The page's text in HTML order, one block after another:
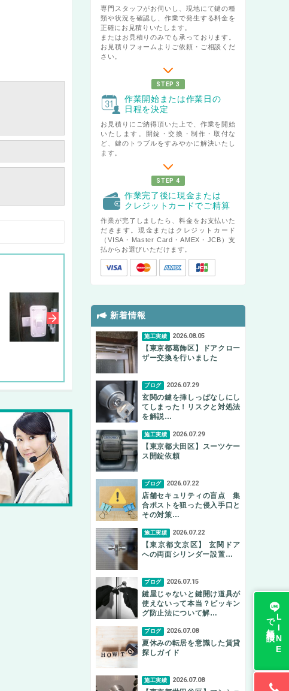
専門スタッフがお伺いし、現地にて鍵の種
類や状況を確認し、作業で発生する料金を
正確にお見積りいたします。
またはお見積りのみでも承っております。
お見積りフォームよりご依頼・ご相談くだ
さい。
STEP 3
作業開始または作業日の
日程を決定
お見積りにご納得頂いた上で、作業を開始
いたします。開錠・交換・制作・取付な
ど、鍵のトラブルをすみやかに解決いたし
ます。
STEP 4
作業完了後に現金または
クレジットカードでご精算
作業が完了しましたら、料金をお支払いた
だきます。現金またはクレジットカード
（VISA・Master Card・AMEX・JCB）支
払からお選びいただけます。
新着情報
施工実績 2026.08.05
【東京都葛飾区】ドアクロー
ザー交換を行いました
ブログ 2026.07.29
玄関の鍵を挿しっぱなしにし
てしまった！リスクと対処法
を解説…
施工実績 2026.07.29
【東京都大田区】スーツケー
ス開錠依頼
ブログ 2026.07.22
店舗セキュリティの盲点 集
合ポストを狙った侵入手口と
その対策…
施工実績 2026.07.22
【東京都文京区】 玄関ドア
への両面シリンダー設置…
ブログ 2026.07.15
鍵屋じゃないと鍵開け道具が
使えないって本当？ピッキン
グ防止法について解…
ブログ 2026.07.08
夏休みの転居を意識した賃貸
探しガイド
施工実績 2026.07.08
L
I
N
E
で
無料相談